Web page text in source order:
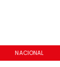
NACIONAL